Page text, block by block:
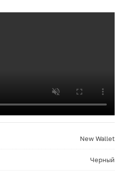
New Wallet
Черный